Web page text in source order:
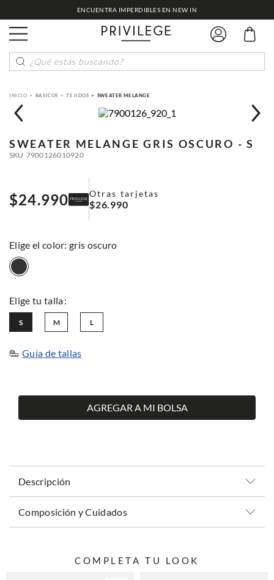
ENCUENTRA IMPERDIBLES EN NEW IN
¿Qué estás buscando?
BASICOS TEJIDOS SWEATER MELANGE
SWEATER MELANGE GRIS OSCURO - S
SKU 7900126010920
$24.990 Otras tarjetas
$26.990
: gris oscuro
L
M
S
Guía de tallas
AGREGAR A MI BOLSA
Descripción
Composición y Cuidados
COMPLETA TU LOOK